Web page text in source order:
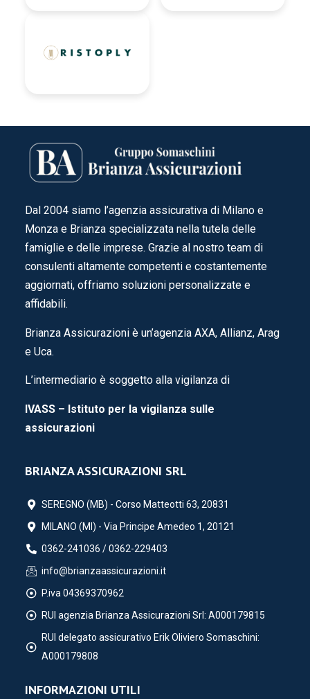
Dal 2004 siamo l’agenzia assicurativa di Milano e
Monza e Brianza specializzata nella tutela delle
famiglie e delle imprese. Grazie al nostro team di
consulenti altamente competenti e costantemente
aggiornati, offriamo soluzioni personalizzate e
affidabili.
Brianza Assicurazioni è un’agenzia AXA, Allianz, Arag
e Uca.
L’intermediario è soggetto alla vigilanza di
IVASS – Istituto per la vigilanza sulle
assicurazioni
BRIANZA ASSICURAZIONI SRL
SEREGNO (MB) - Corso Matteotti 63, 20831
MILANO (MI) - Via Principe Amedeo 1, 20121
0362-241036 / 0362-229403
info@brianzaassicurazioni.it
P.iva 04369370962
RUI agenzia Brianza Assicurazioni Srl: A000179815
RUI delegato assicurativo Erik Oliviero Somaschini:
A000179808
INFORMAZIONI UTILI